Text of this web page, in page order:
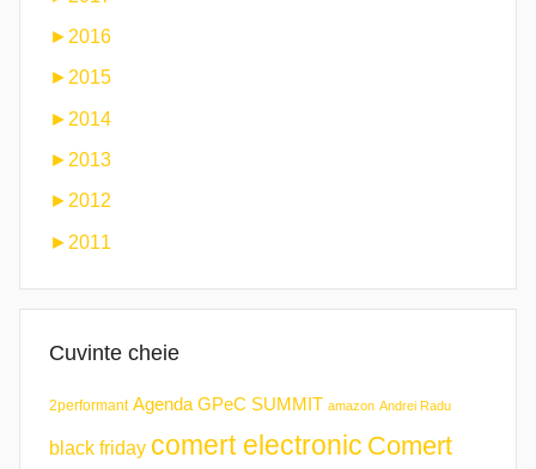
► 2016
► 2015
► 2014
► 2013
►2012
► 2011
Cuvinte cheie
2performant Agenda GPeC SUMMIT amazon Andrei Radu
black friday comert electronic Comert